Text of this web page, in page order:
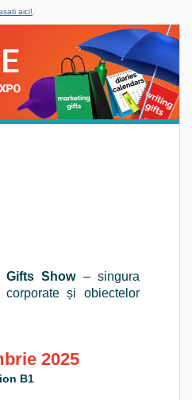
aici!
Gifts Show– singura
și obiectelor
2025
B1